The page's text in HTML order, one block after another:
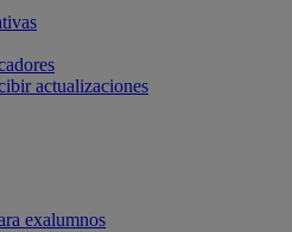
actualizaciones
exalumnos